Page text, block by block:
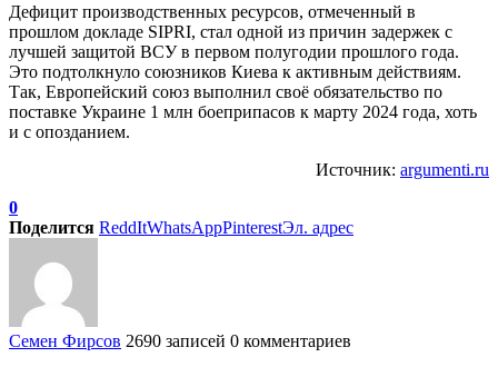
Дефицит производственных ресурсов, отмеченный в
прошлом докладе SIPRI, стал одной из причин задержек с
лучшей защитой ВСУ в первом полугодии прошлого года.
Это подтолкнуло союзников Киева к активным действиям.
Так, Европейский союз выполнил своё обязательство по
поставке Украине 1 млн боеприпасов к марту 2024 года, хоть
и с опозданием.
Источник: argumenti.ru
0
Поделится ReddItWhatsAppPinterestЭл. адрес
Семен Фирсов 2690 записей 0 комментариев